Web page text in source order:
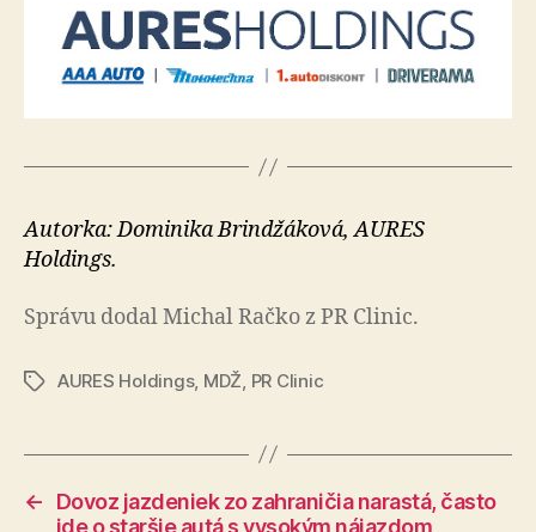
Autorka: Dominika Brindžáková, AURES
Holdings.
Správu dodal Michal Račko z PR Clinic.
ZnačkyAURES Holdings, MDŽ PR Clinic
←
Dovoz jazdeniek zo zahraničia narastá, často
ide o staršie autá s vysokým nájazdom